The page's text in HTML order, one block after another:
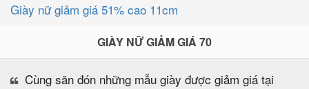
Giày nữ giảm giá 51% cao 11cm
GIÀY NỮ GIẢM GIÁ 70
Cùng săn đón những mẫu giày được giảm giá tại